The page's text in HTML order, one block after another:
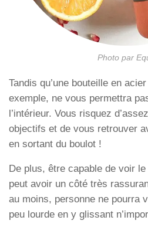
Photo par
Tandis qu’une bouteille en
exemple, ne vous permettra
l’intérieur. Vous risquez
objectifs et de vous retrouver
en sortant du boulot !
De plus, être capable de voir
peut avoir un côté très
au moins, personne ne pourra
peu lourde en y glissant